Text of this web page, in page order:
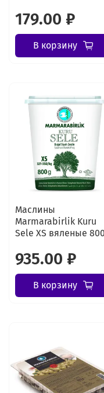
179.00 ₽
В корзину
Маслины
Marmarabirlik Kuru
Sele XS вяленые
935.00 ₽
В корзину